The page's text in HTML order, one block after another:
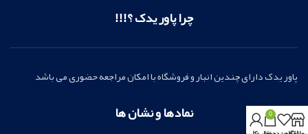
چرا پاور یدک ؟!!!
پاور یدک دارای چندین انبار و فروشگاه با امکان مراجعه حضوری می باشد
نمادها و نشان ها 0